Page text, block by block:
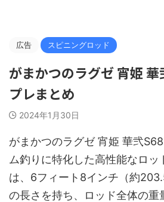
広告 スピニングロッド
がまかつのラグゼ 宵姫
プレまとめ
2024年1月30日
がまかつのラグゼ 宵姫 華弐
ム釣りに特化した高性能なロ
は、6フィート8インチ（約
の長さを持ち、ロッド全体の重